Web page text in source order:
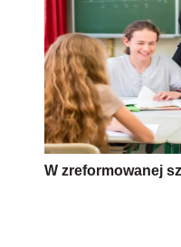
W zreformowanej